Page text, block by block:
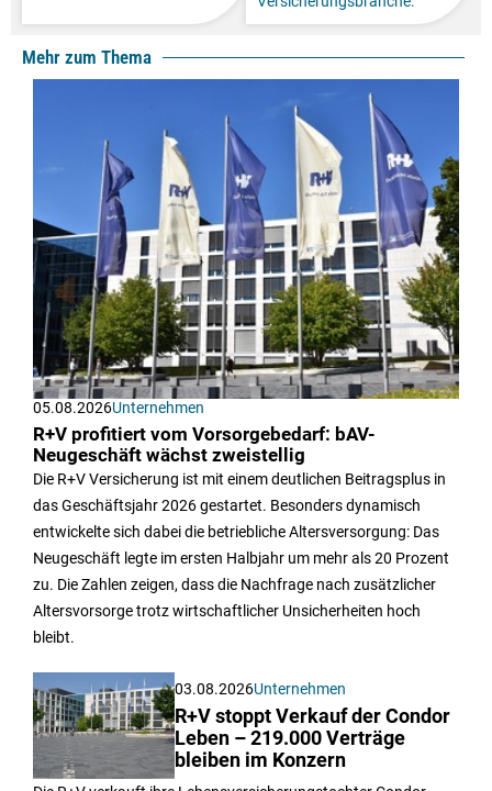
Mehr zum Thema
05.08.2026Unternehmen
R+V profitiert vom Vorsorgebedarf: bAV-
Neugeschäft wächst zweistellig
Die R+V Versicherung ist mit einem deutlichen Beitragsplus in
das Geschäftsjahr 2026 gestartet. Besonders dynamisch
entwickelte sich dabei die betriebliche Altersversorgung: Das
Neugeschäft legte im ersten Halbjahr um mehr als 20 Prozent
zu. Die Zahlen zeigen, dass die Nachfrage nach zusätzlicher
Altersvorsorge trotz wirtschaftlicher Unsicherheiten hoch
bleibt.
03.08.2026Unternehmen
R+V stoppt Verkauf der Condor
Leben – 219.000 Verträge
bleiben im Konzern